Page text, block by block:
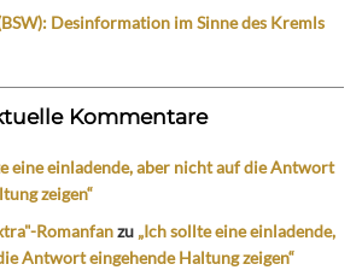
Desinformation im Sinne des Kremls
Kommentare
eine einladende, aber nicht auf die Antwort
zeigen“
Romanfanzu „Ich sollte eine einladende,
Antwort eingehende Haltung zeigen“